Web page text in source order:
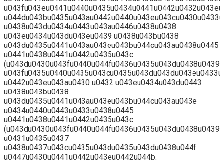
u0438u043du0434u0443u043au0446u0438u0438
u043eu0434u043du043eu0439 u0438u043bu0438
u043du0435u0441u043au043eu043bu044cu043au0438u0445
u0441u0438u0441u0442u0435u043c
u0442u043eu043au0430 u0432 u043eu0434u043du0443
u0438u043bu0438
u043du0435u0441u043au043eu043bu044cu043au043e
u0434u0440u0443u0433u0438u0445
u0441u0438u0441u0442u0435u043c
u0431u0435u0437
u0438u0437u043cu0435u043du0435u043du0438u044f
u0447u0430u0441u0442u043eu0442u044b.